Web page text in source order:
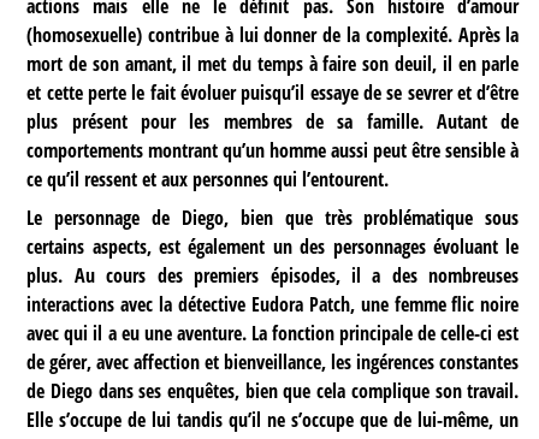
actions mais elle ne le définit pas. Son histoire d’amour
(homosexuelle) contribue à lui donner de la complexité. Après la
mort de son amant, il met du temps à faire son deuil, il en parle
et cette perte le fait évoluer puisqu’il essaye de se sevrer et d’être
plus présent pour les membres de sa famille. Autant de
comportements montrant qu’un homme aussi peut être sensible à
ce qu’il ressent et aux personnes qui l’entourent.
Le personnage de Diego, bien que très problématique sous
certains aspects, est également un des personnages évoluant le
plus. Au cours des premiers épisodes, il a des nombreuses
interactions avec la détective Eudora Patch, une femme flic noire
avec qui il a eu une aventure. La fonction principale de celle-ci est
de gérer, avec affection et bienveillance, les ingérences constantes
de Diego dans ses enquêtes, bien que cela complique son travail.
Elle s’occupe de lui tandis qu’il ne s’occupe que de lui-même, un